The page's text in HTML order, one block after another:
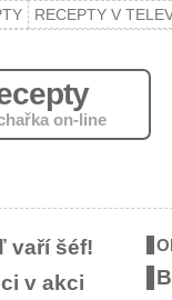
RECEPTY V
on-line
vaří šéf!
v akci